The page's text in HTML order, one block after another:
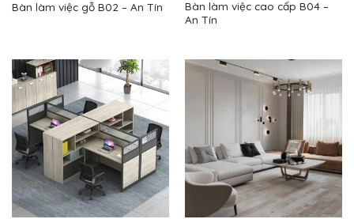
Bàn làm việc gỗ B02 – An Tín
Bàn làm việc cao cấp B04 –
An Tín